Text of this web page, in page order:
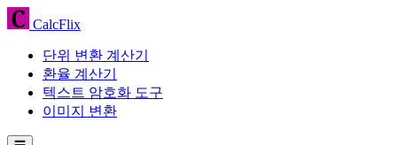
CalcFlix
단위 변환 계산기
환율 계산기
텍스트 암호화 도구
이미지 변환